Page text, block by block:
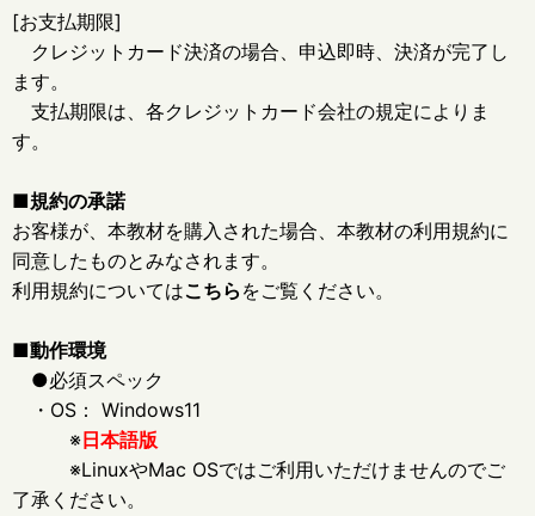
[お支払期限]
クレジットカード決済の場合、申込即時、決済が完了し
ます。
支払期限は、各クレジットカード会社の規定によりま
す。
■規約の承諾
お客様が、本教材を購入された場合、本教材の利用規約に
同意したものとみなされます。
利用規約についてはこちら をご覧ください。
■動作環境
●必須スペック
・OS： Windows11
※日本語版
※LinuxやMac OSではご利用いただけませんのでご
了承ください。